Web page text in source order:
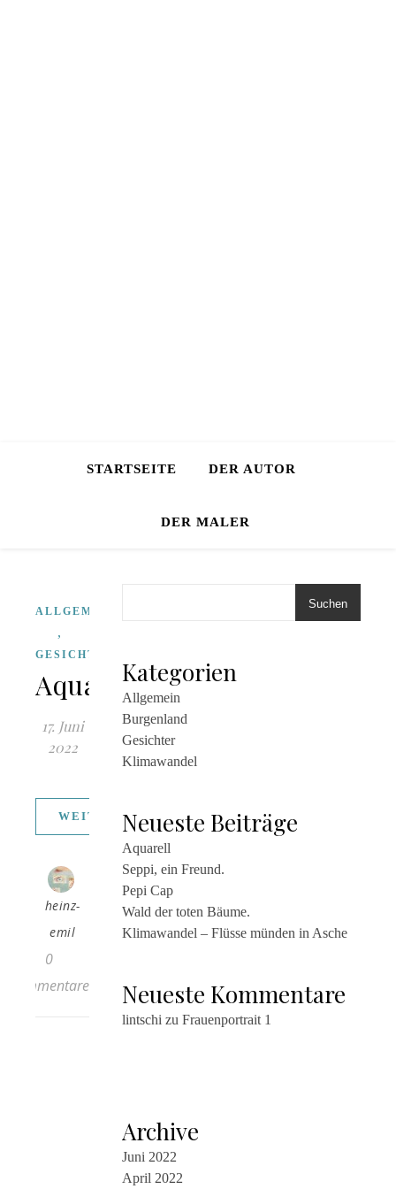
STARTSEITE DER AUTOR
DER MALER
ALLGEMEIN
,
GESICHTER
Aquarell
17. Juni
2022
WEITERLESEN
heinz-
emil
0
Kommentare
Suchen
Kategorien
Allgemein
Burgenland
Gesichter
Klimawandel
Neueste Beiträge
Aquarell
Seppi, ein Freund.
Pepi Cap
Wald der toten Bäume.
Klimawandel – Flüsse münden in Asche
Neueste Kommentare
lintschi zu Frauenportrait 1
Archive
Juni 2022
April 2022